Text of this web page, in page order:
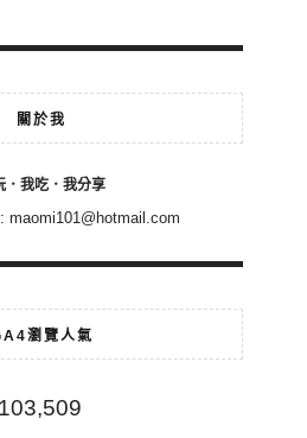
關於我
．我吃．我分享
maomi101@hotmail.com
瀏覽人氣